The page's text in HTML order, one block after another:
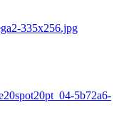
335x256.jpg
5b72a6-